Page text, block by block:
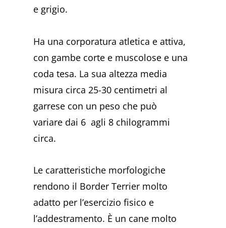
e grigio.
Ha una corporatura atletica e attiva,
con gambe corte e muscolose e una
coda tesa. La sua altezza media
misura circa 25-30 centimetri al
garrese con un peso che può
variare dai 6 agli 8 chilogrammi
circa.
Le caratteristiche morfologiche
rendono il Border Terrier molto
adatto per l’esercizio fisico e
l’addestramento. È un cane molto